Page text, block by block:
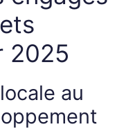
2025
au